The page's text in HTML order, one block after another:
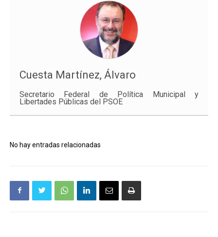
Cuesta Martínez, Álvaro
Secretario Federal de Política Municipal y
Libertades Públicas del PSOE
No hay entradas relacionadas